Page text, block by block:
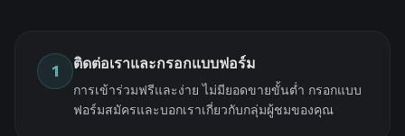
1 ติดต่อเราและกรอกแบบฟอร์ม
การเข้าร่วมฟรีและง่าย ไม่มียอดขายขั้นต่ำ กรอกแบบ
ฟอร์มสมัครและบอกเราเกี่ยวกับกลุ่มผู้ชมของคุณ